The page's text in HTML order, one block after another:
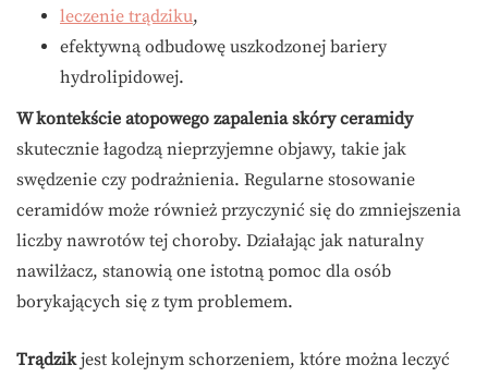
leczenie trądziku,
efektywną odbudowę uszkodzonej bariery
hydrolipidowej.
W kontekście atopowego zapalenia skóry ceramidy
skutecznie łagodzą nieprzyjemne objawy, takie jak
swędzenie czy podrażnienia. Regularne stosowanie
ceramidów może również przyczynić się do zmniejszenia
liczby nawrotów tej choroby. Działając jak naturalny
nawilżacz, stanowią one istotną pomoc dla osób
borykających się z tym problemem.
Trądzikjest kolejnym schorzeniem, które można leczyć